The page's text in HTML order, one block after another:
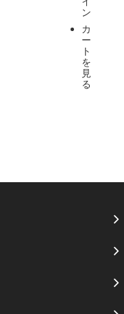
ン
カ
ー
ト
を
見
る